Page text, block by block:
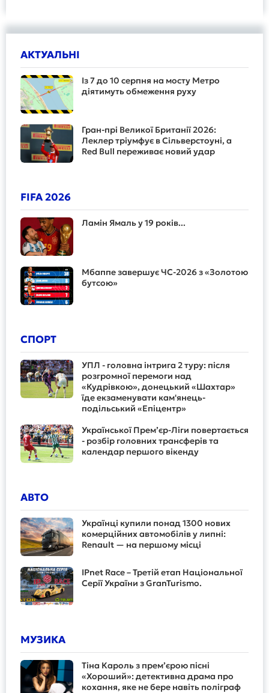
АКТУАЛЬНІ
Із 7 до 10 серпня на мосту Метро
діятимуть обмеження руху
Гран-прі Великої Британії 2026:
Леклер тріумфує в Сільверстоуні, а
Red Bull переживає новий удар
FIFA 2026
Ламін Ямаль у 19 років...
Мбаппе завершує ЧС-2026 з «Золотою
бутсою»
СПОРТ
УПЛ - головна інтрига 2 туру: після
розгромної перемоги над
«Кудрівкою», донецький «Шахтар»
їде екзаменувати кам'янець-
подільський «Епіцентр»
Української Прем’єр-Ліги повертається
- розбір головних трансферів та
календар першого вікенду
АВТО
Українці купили понад 1300 нових
комерційних автомобілів у липні:
Renault — на першому місці
IPnet Race – Третій етап Національної
Серії України з GranTurismo.
МУЗИКА
Тіна Кароль з прем’єрою пісні
«Хороший»: детективна драма про
кохання, яке не бере навіть поліграф